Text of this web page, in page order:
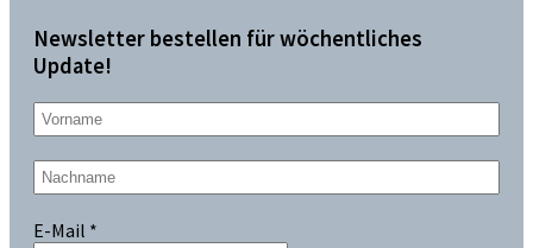
Newsletter bestellen für wöchentliches
Update!
E-Mail *